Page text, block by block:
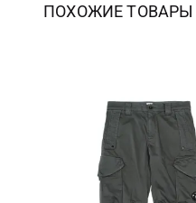
ПОХОЖИЕ ТОВАРЫ